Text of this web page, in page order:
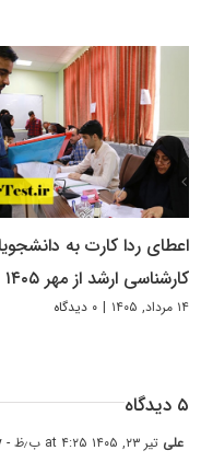
اعطای ردا کارت به
کارشناسی ارشد از مهر ۱۴۰۵
۱۴ مرداد, ۱۴۰۵ | ۰ دیدگاه
۵ دیدگاه
علی تیر ۲۳, ۱۴۰۵ at ۴:۲۵ ب٫ظ - Reply